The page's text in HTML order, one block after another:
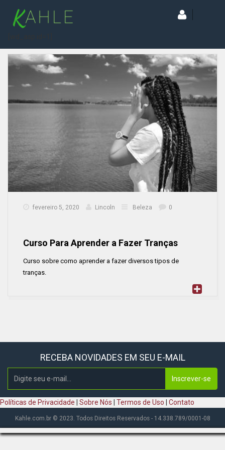
fevereiro 5, 2020 Lincoln Beleza 0
Curso Para Aprender a Fazer Tranças
Curso sobre como aprender a fazer diversos tipos de
tranças.
RECEBA NOVIDADES EM SEU E-MAIL
Inscrever-se
Políticas de Privacidade Sobre Nós Termos de Uso Contato
Kahle.com.br © 2023. Todos Direitos Reservados - 14.338.789/0001-08